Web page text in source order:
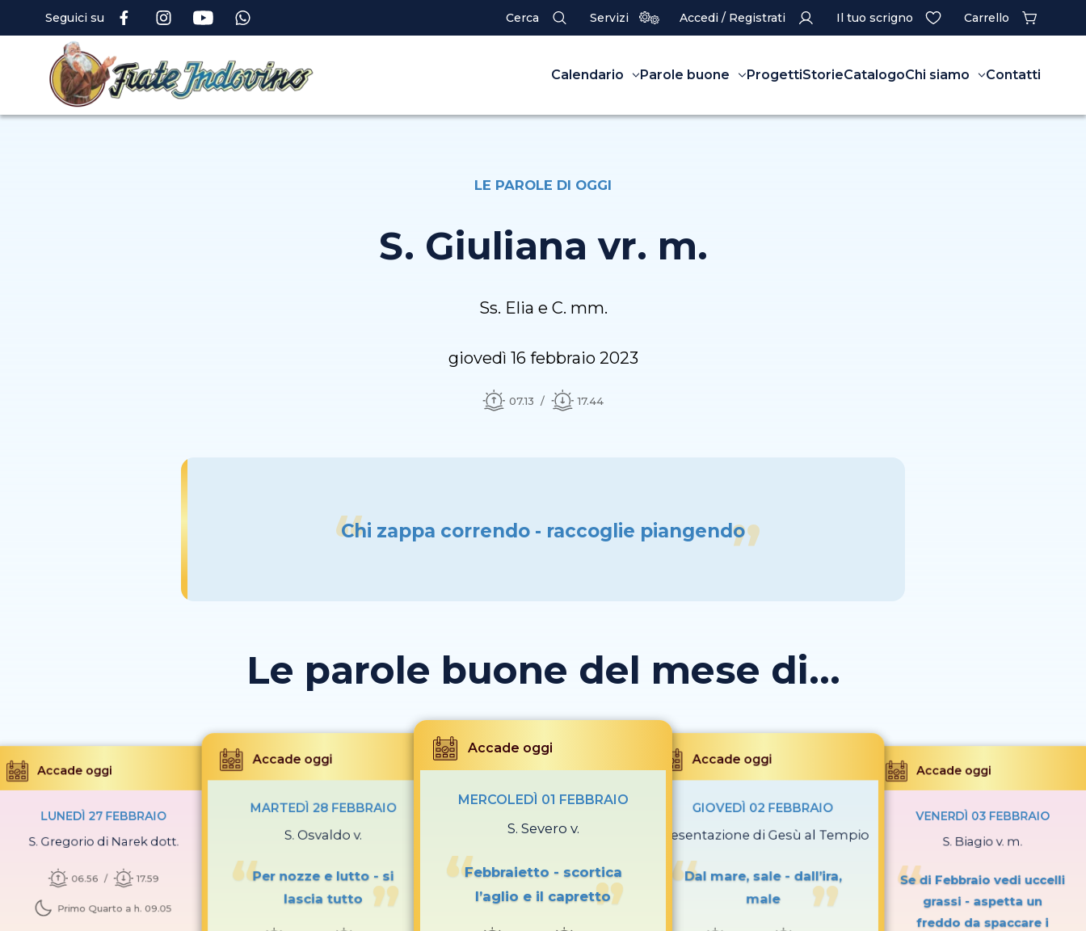
Seguici su Cerca Servizi Accedi / Registrati Il tuo scrigno Carrello
Calendario Parole buone ProgettiStorieCatalogoChi siamo Contatti
LE PAROLE DI OGGI
S. Giuliana vr. m.
Ss. Elia e C. mm.
giovedì 16 febbraio 2023
07.13 17.44
Chi zappa correndo - raccoglie piangendo
Le parole buone del mese di...
Accade oggi
LUNEDÌ 27 FEBBRAIO
S. Gregorio di Narek dott.
06.56 17.59
Primo Quarto a h. 09.05
Accade oggi
MARTEDÌ 28 FEBBRAIO
S. Osvaldo v.
Per nozze e lutto - si
lascia tutto
Accade oggi
MERCOLEDÌ 01 FEBBRAIO
S. Severo v.
Febbraietto - scortica
l’aglio e il capretto
Accade oggi
GIOVEDÌ 02 FEBBRAIO
Presentazione di Gesù al Tempio
Dal mare, sale - dall’ira,
male
Accade oggi
VENERDÌ 03 FEBBRAIO
S. Biagio v. m.
Se di Febbraio vedi uccelli
grassi - aspetta un
freddo da spaccare i